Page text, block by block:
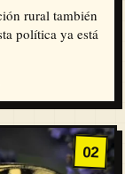
rural también
política ya está
02